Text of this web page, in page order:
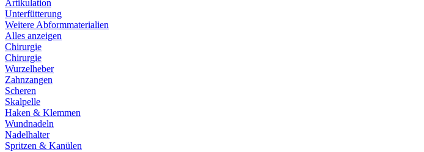
Artikulation
Unterfütterung
Weitere Abformmaterialien
Alles anzeigen
Chirurgie
Chirurgie
Wurzelheber
Zahnzangen
Scheren
Skalpelle
Haken & Klemmen
Wundnadeln
Nadelhalter
Spritzen & Kanülen